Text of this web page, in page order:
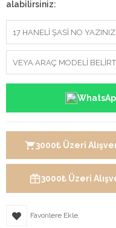
alabilirsiniz:
3000₺ Üzeri
3000₺ Üzeri
Favorilere Ekle